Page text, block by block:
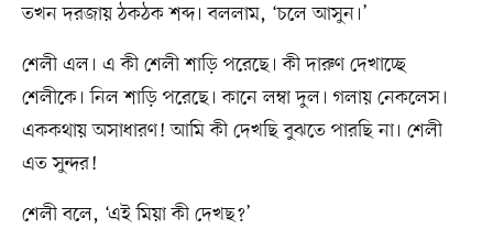
তখন দরজায় ঠকঠক শব্দ। বললাম, ‘চলে আসুন।’
শেলী এল। এ কী শেলী শাড়ি পরেছে। কী দারুণ দেখাচ্ছে
শেলীকে। নিল শাড়ি পরেছে। কানে লম্বা দুল। গলায় নেকলেস।
এককথায় অসাধারণ! আমি কী দেখছি বুঝতে পারছি না। শেলী
এত সুন্দর!
শেলী বলে, ‘এই মিয়া কী দেখছ?’